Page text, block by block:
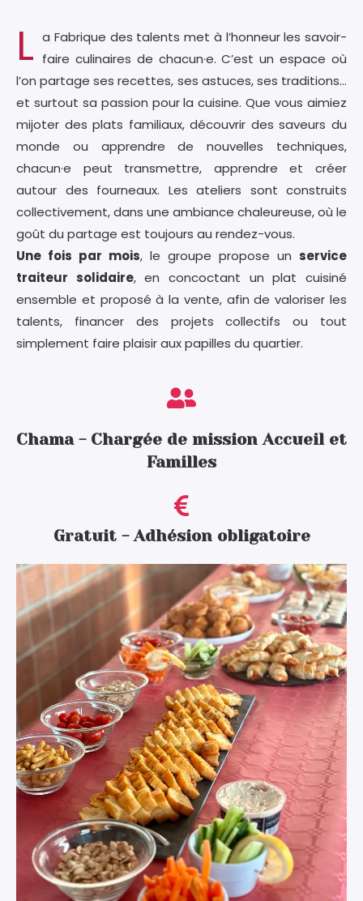
L a Fabrique des talents met à l’honneur les savoir-
faire culinaires de chacun·e. C’est un espace où
l’on partage ses recettes, ses astuces, ses traditions…
et surtout sa passion pour la cuisine. Que vous aimiez
mijoter des plats familiaux, découvrir des saveurs du
monde ou apprendre de nouvelles techniques,
chacun·e peut transmettre, apprendre et créer
autour des fourneaux. Les ateliers sont construits
collectivement, dans une ambiance chaleureuse, où le
goût du partage est toujours au rendez-vous.
Une fois par mois, le groupe propose un service
traiteur solidaire, en concoctant un plat cuisiné
ensemble et proposé à la vente, afin de valoriser les
talents, financer des projets collectifs ou tout
simplement faire plaisir aux papilles du quartier.
Chama - Chargée de mission Accueil et
Familles
Gratuit - Adhésion obligatoire